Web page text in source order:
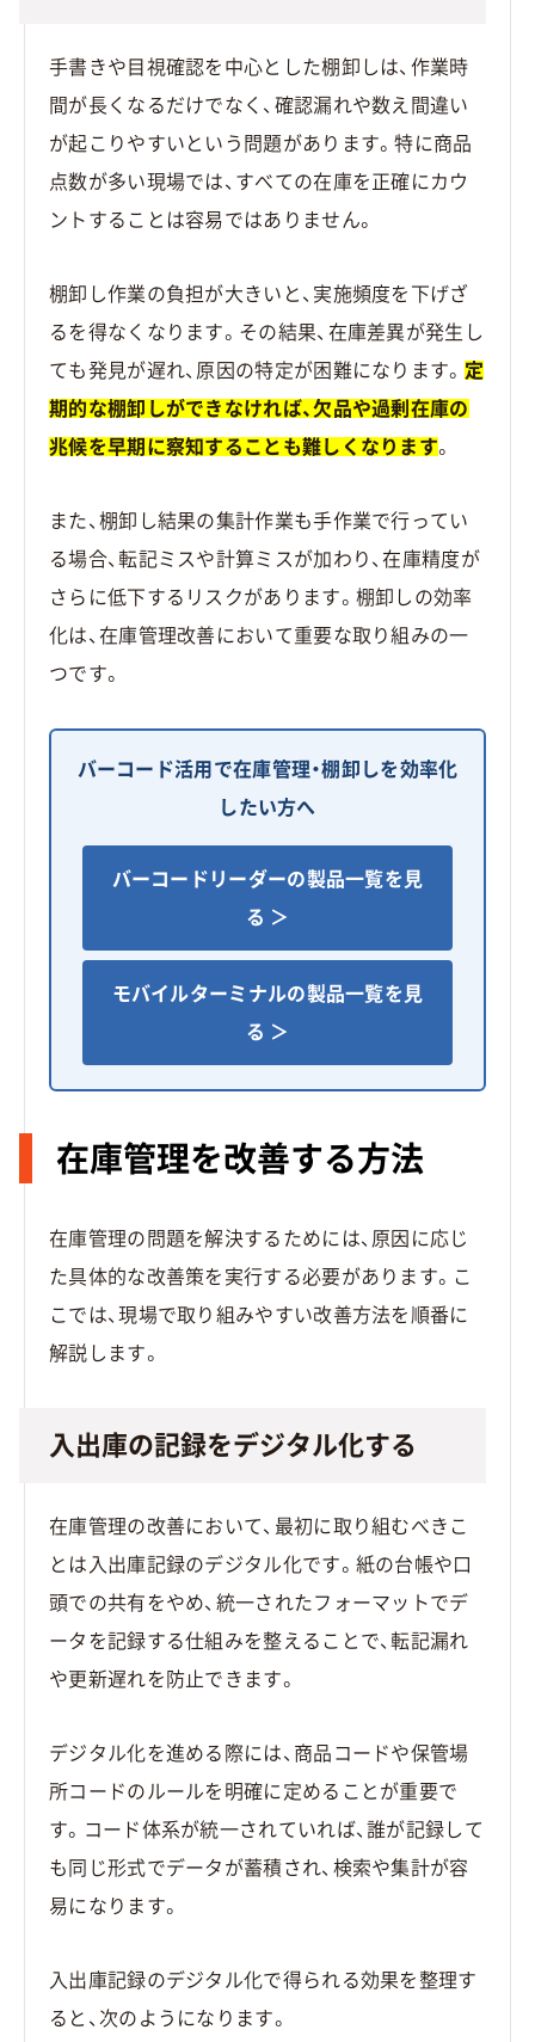
手書きや目視確認を中心とした棚卸しは、作業時
間が長くなるだけでなく、確認漏れや数え間違い
が起こりやすいという問題があります。特に商品
点数が多い現場では、すべての在庫を正確にカウ
ントすることは容易ではありません。
棚卸し作業の負担が大きいと、実施頻度を下げざ
るを得なくなります。その結果、在庫差異が発生し
ても発見が遅れ、原因の特定が困難になります。 定
期的な棚卸しができなければ、欠品や過剰在庫の
兆候を早期に察知することも難しくなります。
また、棚卸し結果の集計作業も手作業で行ってい
る場合、転記ミスや計算ミスが加わり、在庫精度が
さらに低下するリスクがあります。棚卸しの効率
化は、在庫管理改善において重要な取り組みの一
つです。
バーコード活用で在庫管理・棚卸しを効率化
したい方へ
バーコードリーダーの製品一覧を見
る ＞
モバイルターミナルの製品一覧を見
る ＞
在庫管理を改善する方法
在庫管理の問題を解決するためには、原因に応じ
た具体的な改善策を実行する必要があります。こ
こでは、現場で取り組みやすい改善方法を順番に
解説します。
入出庫の記録をデジタル化する
在庫管理の改善において、最初に取り組むべきこ
とは入出庫記録のデジタル化です。紙の台帳や口
頭での共有をやめ、統一されたフォーマットでデ
ータを記録する仕組みを整えることで、転記漏れ
や更新遅れを防止できます。
デジタル化を進める際には、商品コードや保管場
所コードのルールを明確に定めることが重要で
す。コード体系が統一されていれば、誰が記録して
も同じ形式でデータが蓄積され、検索や集計が容
易になります。
入出庫記録のデジタル化で得られる効果を整理す
ると、次のようになります。